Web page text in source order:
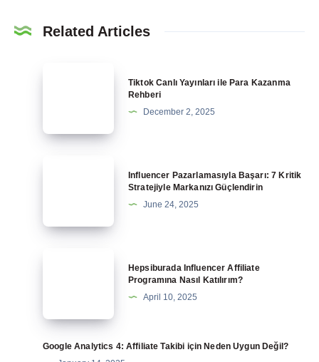
Related Articles
Para
Tiktok Canlı Yayınları ile Para Kazanma
Rehberi
December 2, 2025
Kritik
Influencer Pazarlamasıyla Başarı: 7 Kritik
Stratejiyle Markanızı Güçlendirin
June 24, 2025
Nasıl
Katılırım?
Hepsiburada Influencer Affiliate
Programına Nasıl Katılırım?
April 10, 2025
Google Analytics 4: Affiliate Takibi için Neden Uygun Değil?